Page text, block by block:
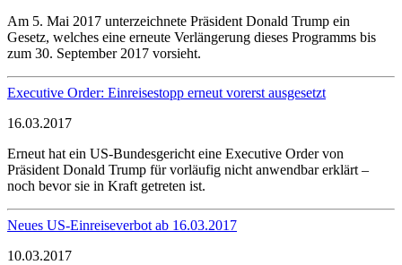
Am 5. Mai 2017 unterzeichnete Präsident Donald Trump ein
Gesetz, welches eine erneute Verlängerung dieses Programms bis
zum 30. September 2017 vorsieht.
Executive Order: Einreisestopp erneut vorerst ausgesetzt
16.03.2017
Erneut hat ein US-Bundesgericht eine Executive Order von
Präsident Donald Trump für vorläufig nicht anwendbar erklärt –
noch bevor sie in Kraft getreten ist.
Neues US-Einreiseverbot ab 16.03.2017
10.03.2017